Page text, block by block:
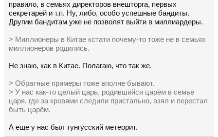
правило, в семьях директоров внешторга, первых
секретарей и т.п. Ну, либо, особо успешные бандиты.
Другим бандитам уже не позволят выйти в миллиардеры.
> Миллионеры в Китае кстати почему-то тоже не в семьях
миллионеров родились.
Не знаю, как в Китае. Полагаю, что так же.
> Обратные примеры тоже вполне бывают.
> У нас как-то целый царь, родившийся царём в семье
царя, где за кровями следили пристально, взял и перестал
быть царём.
А еще у нас был тунгусский метеорит.